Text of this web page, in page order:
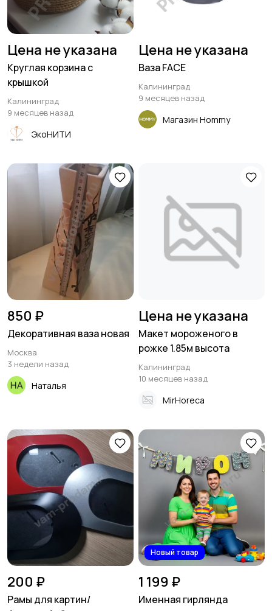
Цена не указана
Круглая корзина с
крышкой
Калининград
9 месяцев назад
ЭкоНИТИ
Цена не указана
Ваза FACE
Калининград
9 месяцев назад
Магазин Hommy
850 ₽
Декоративная ваза новая
Москва
3 недели назад
Наталья
Цена не указана
Макет мороженого в
рожке 1.85м высота
Калининград
10 месяцев назад
MirHoreca
200 ₽
Рамы для картин/
Новый товар
1 199 ₽
Именная гирлянда